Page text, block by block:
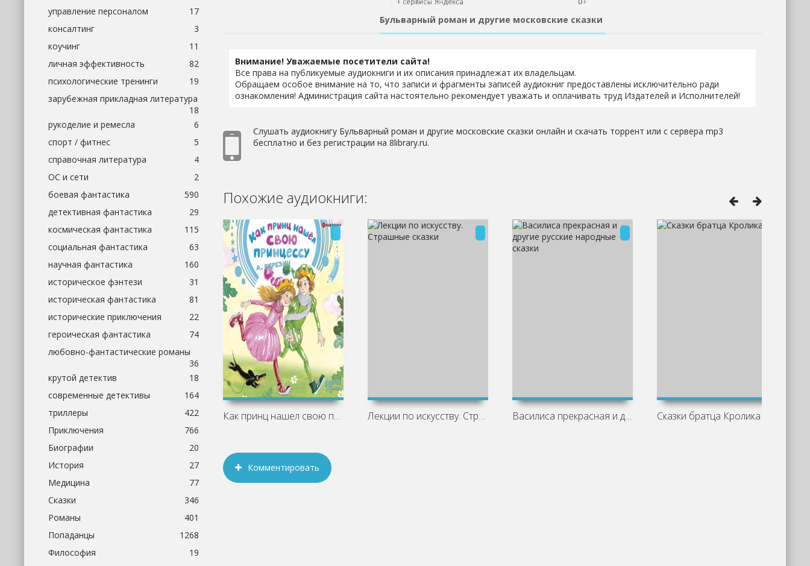
Бульварный роман и другие московские сказки
Внимание! Уважаемые посетители сайта!
Все права на публикуемые аудиокниги и их описания принадлежат их владельцам.
Обращаем особое внимание на то, что записи и фрагменты записей аудиокниг предоставлены исключительно ради
ознакомления! Администрация сайта настоятельно рекомендует уважать и оплачивать труд Издателей и Исполнителей!
Слушать аудиокнигу Бульварный роман и другие московские сказки онлайн и скачать торрент или с сервера mp3
бесплатно и без регистрации на 8library.ru.
Похожие аудиокниги:
Как принц нашел свою принцессу. Лекции по искусству. Страшные сказки Василиса прекрасная и другие русские Сказки братца Кролика
Комментировать
управление персоналом
17
консалтинг
3
коучинг
11
личная эффективность
82
психологические тренинги
19
зарубежная прикладная литература
18
рукоделие и ремесла
6
спорт / фитнес
5
справочная литература
4
ОС и сети
2
боевая фантастика
590
детективная фантастика
29
космическая фантастика
115
социальная фантастика
63
научная фантастика
160
историческое фэнтези
31
историческая фантастика
81
исторические приключения
22
героическая фантастика
74
любовно-фантастические романы
36
крутой детектив
18
современные детективы
164
триллеры
422
Приключения
766
Биографии
20
История
27
Медицина
77
Сказки
346
Романы
401
Попаданцы
1268
Философия
19